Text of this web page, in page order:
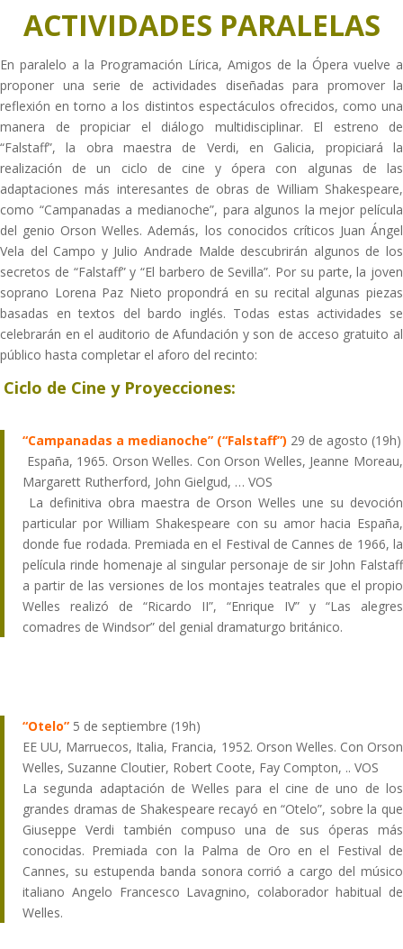
ACTIVIDADES PARALELAS
En paralelo a la Programación Lírica, Amigos de la Ópera vuelve a
proponer una serie de actividades diseñadas para promover la
reflexión en torno a los distintos espectáculos ofrecidos, como una
manera de propiciar el diálogo multidisciplinar. El estreno de
“Falstaff”, la obra maestra de Verdi, en Galicia, propiciará la
realización de un ciclo de cine y ópera con algunas de las
adaptaciones más interesantes de obras de William Shakespeare,
como “Campanadas a medianoche”, para algunos la mejor película
del genio Orson Welles. Además, los conocidos críticos Juan Ángel
Vela del Campo y Julio Andrade Malde descubrirán algunos de los
secretos de “Falstaff” y “El barbero de Sevilla”. Por su parte, la joven
soprano Lorena Paz Nieto propondrá en su recital algunas piezas
basadas en textos del bardo inglés. Todas estas actividades se
celebrarán en el auditorio de Afundación y son de acceso gratuito al
público hasta completar el aforo del recinto:
Ciclo de Cine y Proyecciones:
“Campanadas a medianoche” (“Falstaff”) 29 de agosto (19h)
España, 1965. Orson Welles. Con Orson Welles, Jeanne Moreau,
Margarett Rutherford, John Gielgud, … VOS
La definitiva obra maestra de Orson Welles une su devoción
particular por William Shakespeare con su amor hacia España,
donde fue rodada. Premiada en el Festival de Cannes de 1966, la
película rinde homenaje al singular personaje de sir John Falstaff
a partir de las versiones de los montajes teatrales que el propio
Welles realizó de “Ricardo II”, “Enrique IV” y “Las alegres
comadres de Windsor” del genial dramaturgo británico.
“Otelo” 5 de septiembre (19h)
EE UU, Marruecos, Italia, Francia, 1952. Orson Welles. Con Orson
Welles, Suzanne Cloutier, Robert Coote, Fay Compton, .. VOS
La segunda adaptación de Welles para el cine de uno de los
grandes dramas de Shakespeare recayó en “Otelo”, sobre la que
Giuseppe Verdi también compuso una de sus óperas más
conocidas. Premiada con la Palma de Oro en el Festival de
Cannes, su estupenda banda sonora corrió a cargo del músico
italiano Angelo Francesco Lavagnino, colaborador habitual de
Welles.